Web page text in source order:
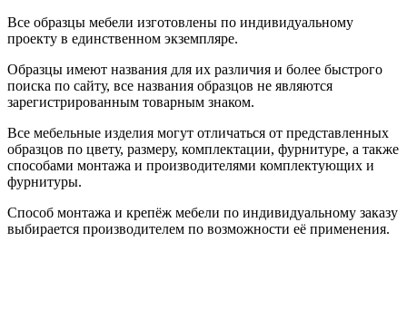
Все образцы мебели изготовлены по индивидуальному
проекту в единственном экземпляре.
Образцы имеют названия для их различия и более быстрого
поиска по сайту, все названия образцов не являются
зарегистрированным товарным знаком.
Все мебельные изделия могут отличаться от представленных
образцов по цвету, размеру, комплектации, фурнитуре, а также
способами монтажа и производителями комплектующих и
фурнитуры.
Способ монтажа и крепёж мебели по индивидуальному заказу
выбирается производителем по возможности её применения.